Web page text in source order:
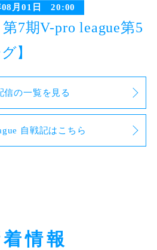
08月01日 20:00
第7期V-pro league第5
】
信の一覧を見る
自戦記はこちら
情報